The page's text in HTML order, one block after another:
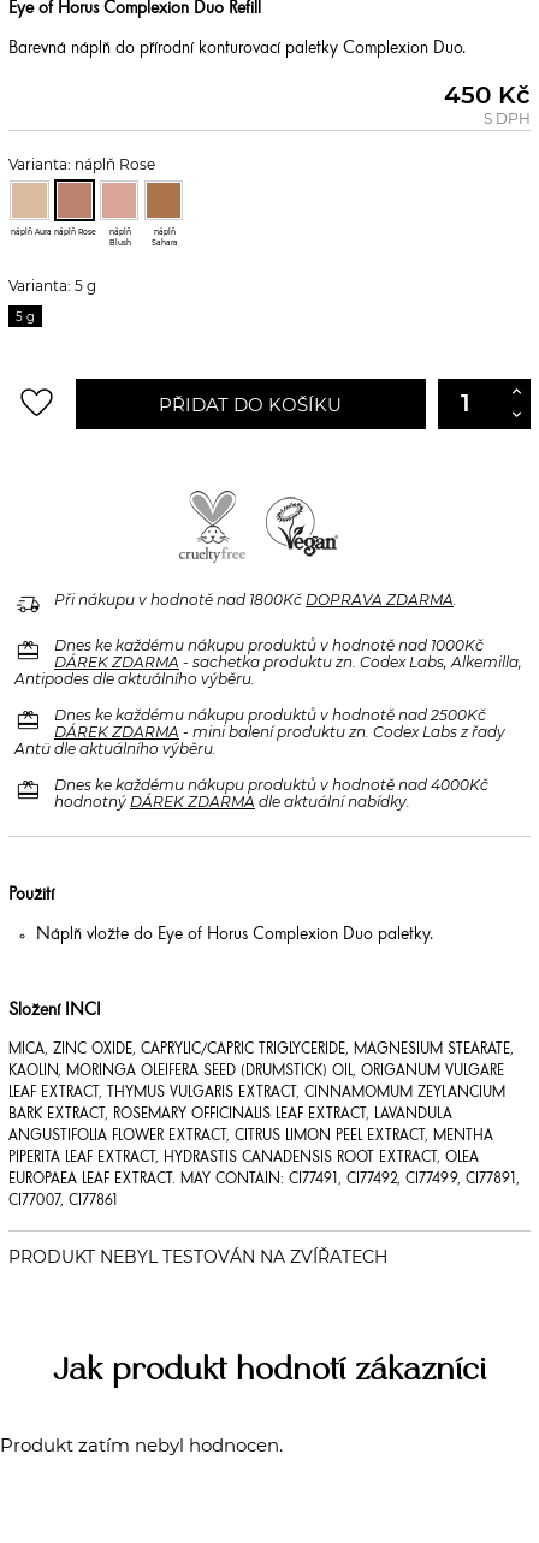
Eye of Horus Complexion Duo Refill
Barevná náplň do přírodní konturovací paletky Complexion Duo.
450 Kč
S DPH
Varianta: náplň Rose
náplň Aura náplň Rose
náplň
Blush
náplň
Sahara
Varianta: 5 g
5 g
favorite_border PŘIDAT DO KOŠÍKU
delivery_truck_speed Při nákupu v hodnotě nad 1800Kč DOPRAVA ZDARMA.
redeem
Dnes ke každému nákupu produktů v hodnotě nad 1000Kč
DÁREK ZDARMA - sachetka produktu zn. Codex Labs, Alkemilla,
Antipodes dle aktuálního výběru.
redeem
Dnes ke každému nákupu produktů v hodnotě nad 2500Kč
DÁREK ZDARMA - mini balení produktu zn. Codex Labs z řady
Antü dle aktuálního výběru.
redeem
Dnes ke každému nákupu produktů v hodnotě nad 4000Kč
hodnotný DÁREK ZDARMA dle aktuální nabídky.
Použití
Náplň vložte do Eye of Horus Complexion Duo paletky.
Složení INCI
MICA, ZINC OXIDE, CAPRYLIC/CAPRIC TRIGLYCERIDE, MAGNESIUM STEARATE,
KAOLIN, MORINGA OLEIFERA SEED (DRUMSTICK) OIL, ORIGANUM VULGARE
LEAF EXTRACT, THYMUS VULGARIS EXTRACT, CINNAMOMUM ZEYLANCIUM
BARK EXTRACT, ROSEMARY OFFICINALIS LEAF EXTRACT, LAVANDULA
ANGUSTIFOLIA FLOWER EXTRACT, CITRUS LIMON PEEL EXTRACT, MENTHA
PIPERITA LEAF EXTRACT, HYDRASTIS CANADENSIS ROOT EXTRACT, OLEA
EUROPAEA LEAF EXTRACT. MAY CONTAIN: CI77491, CI77492, CI77499, CI77891,
CI77007, CI77861
Jak produkt hodnotí zákazníci
Produkt zatím nebyl hodnocen.